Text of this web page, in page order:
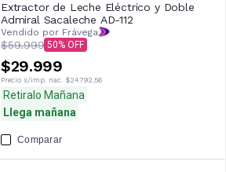
Extractor de Leche Eléctrico y Doble
Admiral Sacaleche AD-112
Vendido por Frávega
$59.999 50
$29.999
Precio s/imp. nac. $24.792,56
Retiralo Mañana
Llega mañana
Comparar